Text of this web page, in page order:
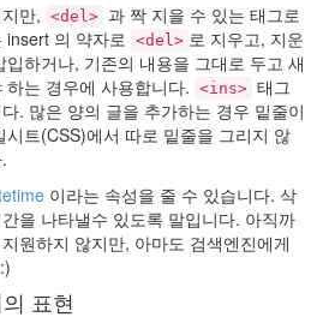
만, <del> 과 짝 지을 수 있는 태그로
insert 의 약자로 <del> 로 지우고, 지운
하거나, 기존의 내용을 그대로 두고 새
는 경우에 사용합니다. <ins> 태그
. 많은 양의 글을 추가하는 경우 밑줄이
트(CSS)에서 따로 밑줄을 그리지 않
이라는 속성을 줄 수 있습니다. 삭
을 나타낼수 있도록 말입니다. 아직까
원하지 않지만, 아마도 검색엔진에게
표현